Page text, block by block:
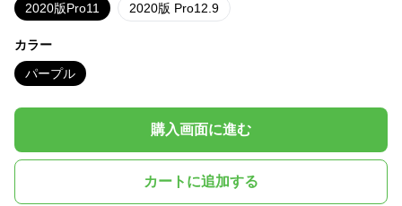
2020版Pro11 2020版 Pro12.9
カラー
パープル
購入画面に進む
カートに追加する